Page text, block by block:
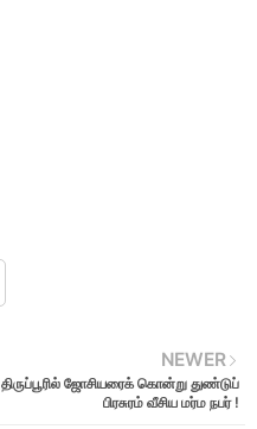
NEWER
திருப்பூரில் ஜோசியரைக் கொன்று துண்டுப்
பிரசுரம் வீசிய மர்ம நபர் !